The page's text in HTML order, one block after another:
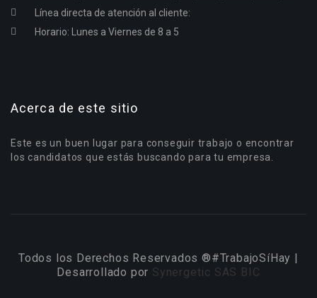
Línea directa de atención al cliente:
Horario: Lunes a Viernes de 8 a 5
Acerca de este sitio
Este es un buen lugar para conseguir trabajo o encontrar
los candidatos que estás buscando para tu empresa.
Todos los Derechos Reservados ®#TrabajoSíHay |
Desarrollado por Synergetic SAS BIC